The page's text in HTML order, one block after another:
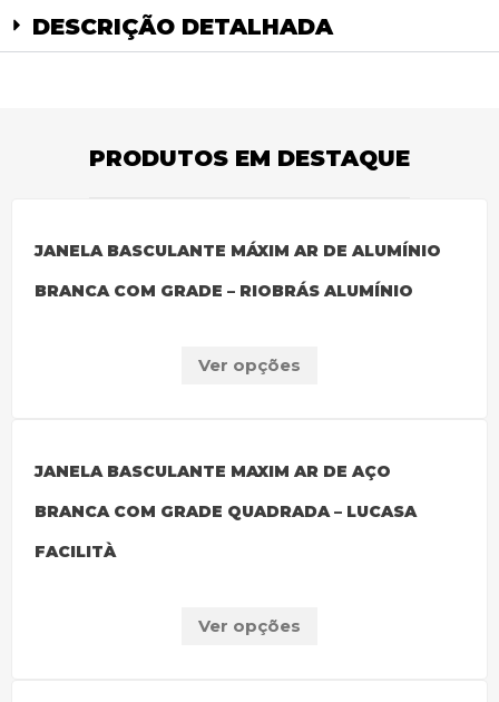
DESCRIÇÃO DETALHADA
PRODUTOS EM DESTAQUE
JANELA BASCULANTE MÁXIM AR DE ALUMÍNIO
BRANCA COM GRADE – RIOBRÁS ALUMÍNIO
Ver opções
JANELA BASCULANTE MAXIM AR DE AÇO
BRANCA COM GRADE QUADRADA – LUCASA
FACILITÀ
Ver opções